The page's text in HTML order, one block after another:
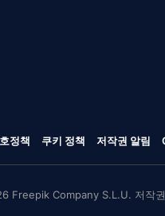
정책 쿠키 정책 저작권 알림
Company S.L.U. 저작권